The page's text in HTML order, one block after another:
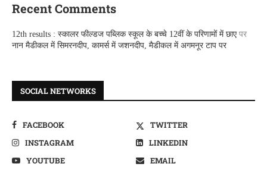
Recent Comments
12th results : स्कालर फील्डज पब्लिक स्कूल के बच्चे 12वीं के परिणामों में छाएपर
नान मैडीकल में सिमरनदीप, कामर्स में जशनदीप, मैडीकल में अगमनूर टाप पर
SOCIAL NETWORKS
FACEBOOK
TWITTER
INSTAGRAM
LINKEDIN
YOUTUBE
EMAIL